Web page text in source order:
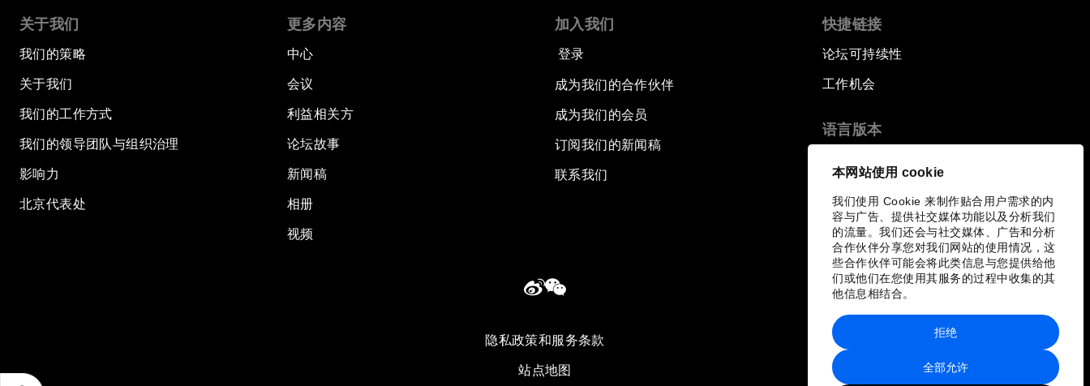
本网站使用 cookie
我们使用 Cookie 来制作贴合用户需求的内
容与广告、提供社交媒体功能以及分析我们
的流量。我们还会与社交媒体、广告和分析
合作伙伴分享您对我们网站的使用情况，这
些合作伙伴可能会将此类信息与您提供给他
们或他们在您使用其服务的过程中收集的其
他信息相结合。
全部允许
拒绝
关于我们
我们的策略
关于我们
我们的工作方式
我们的领导团队与组织治理
影响力
北京代表处
更多内容
中心
会议
利益相关方
论坛故事
新闻稿
相册
视频
加入我们
登录
成为我们的合作伙伴
成为我们的会员
订阅我们的新闻稿
联系我们
快捷链接
论坛可持续性
工作机会
语言版本
隐私政策和服务条款
站点地图